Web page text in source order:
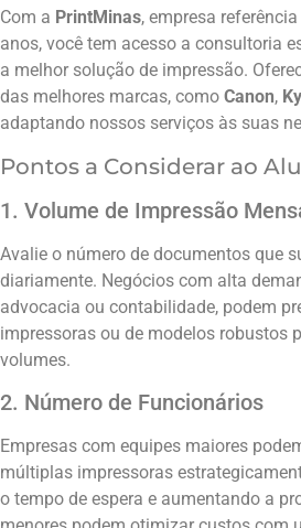
Com a PrintMinas, empresa
anos, você tem acesso a consultoria
a melhor solução de impressão.
das melhores marcas, como Canon,
adaptando nossos serviços às suas
Pontos a Considerar ao
1. Volume de Impressão
Avalie o número de documentos que
diariamente. Negócios com alta
advocacia ou contabilidade, podem
impressoras ou de modelos robustos
volumes.
2. Número de Funcionários
Empresas com equipes maiores
múltiplas impressoras
o tempo de espera e aumentando a